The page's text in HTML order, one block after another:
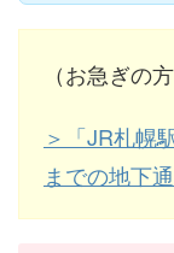
（お急ぎの
＞「JR札幌
までの地下